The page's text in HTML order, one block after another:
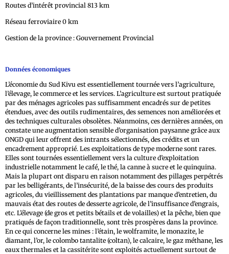
Routes d’intérêt provincial 813 km
Réseau ferroviaire 0 km
Gestion de la province : Gouvernement Provincial
Données économiques
L’économie du Sud Kivu est essentiellement tournée vers l’agriculture,
l’élevage, le commerce et les services. L’agriculture est surtout pratiquée
par des ménages agricoles pas suffisamment encadrés sur de petites
étendues, avec des outils rudimentaires, des semences non améliorées et
des techniques culturales obsolètes. Néanmoins, ces dernières années, on
constate une augmentation sensible d’organisation paysanne grâce aux
ONGD qui leur offrent des intrants sélectionnés, des crédits et un
encadrement approprié. Les exploitations de type moderne sont rares.
Elles sont tournées essentiellement vers la culture d’exploitation
industrielle notamment le café, le thé, la canne à sucre et le quinquina.
Mais la plupart ont disparu en raison notamment des pillages perpétrés
par les belligérants, de l’insécurité, de la baisse des cours des produits
agricoles, du vieillissement des plantations par manque d’entretien, du
mauvais état des routes de desserte agricole, de l’insuffisance d’engrais,
etc. L’élevage (de gros et petits bétails et de volailles) et la pêche, bien que
pratiqués de façon traditionnelle, sont très prospères dans la province.
En ce qui concerne les mines : l’étain, le wolframite, le monazite, le
diamant, l’or, le colombo tantalite (coltan), le calcaire, le gaz méthane, les
eaux thermales et la cassitérite sont exploités actuellement surtout de